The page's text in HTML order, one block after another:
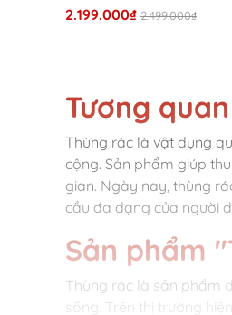
2.199.000₫ 2.499.000₫
Tương
Thùng rác là vật dụng
cộng. Sản phẩm giúp
gian. Ngày nay, thùng
cầu đa dạng của người
Sản phẩm
Thùng rác là sản phẩm
sống. Trên thị trường